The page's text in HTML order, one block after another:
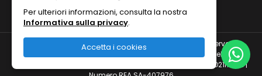
Per ulteriori informazioni, consulta la nostra
Informativa sulla privacy.
Accetta i cookies
© Copyright 2010-2026 Ristodesk : tutti i diritti sono riservati |
Ristodesk di Pasquale Di Carluccio | via Francesco Spinelli, 104 |
84088- Siano (SA) | P.IVA 04793260656 e C.F. DCRPQL78D21I720H |